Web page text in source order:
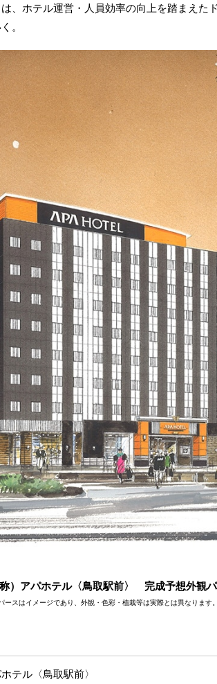
、ホテル運営・人員効率の向上を踏まえた
。
称）アパホテル〈鳥取駅前〉 完成予想外観
パースはイメージであり、外観・色彩・植栽等は実際とは異なります。
テル〈鳥取駅前〉